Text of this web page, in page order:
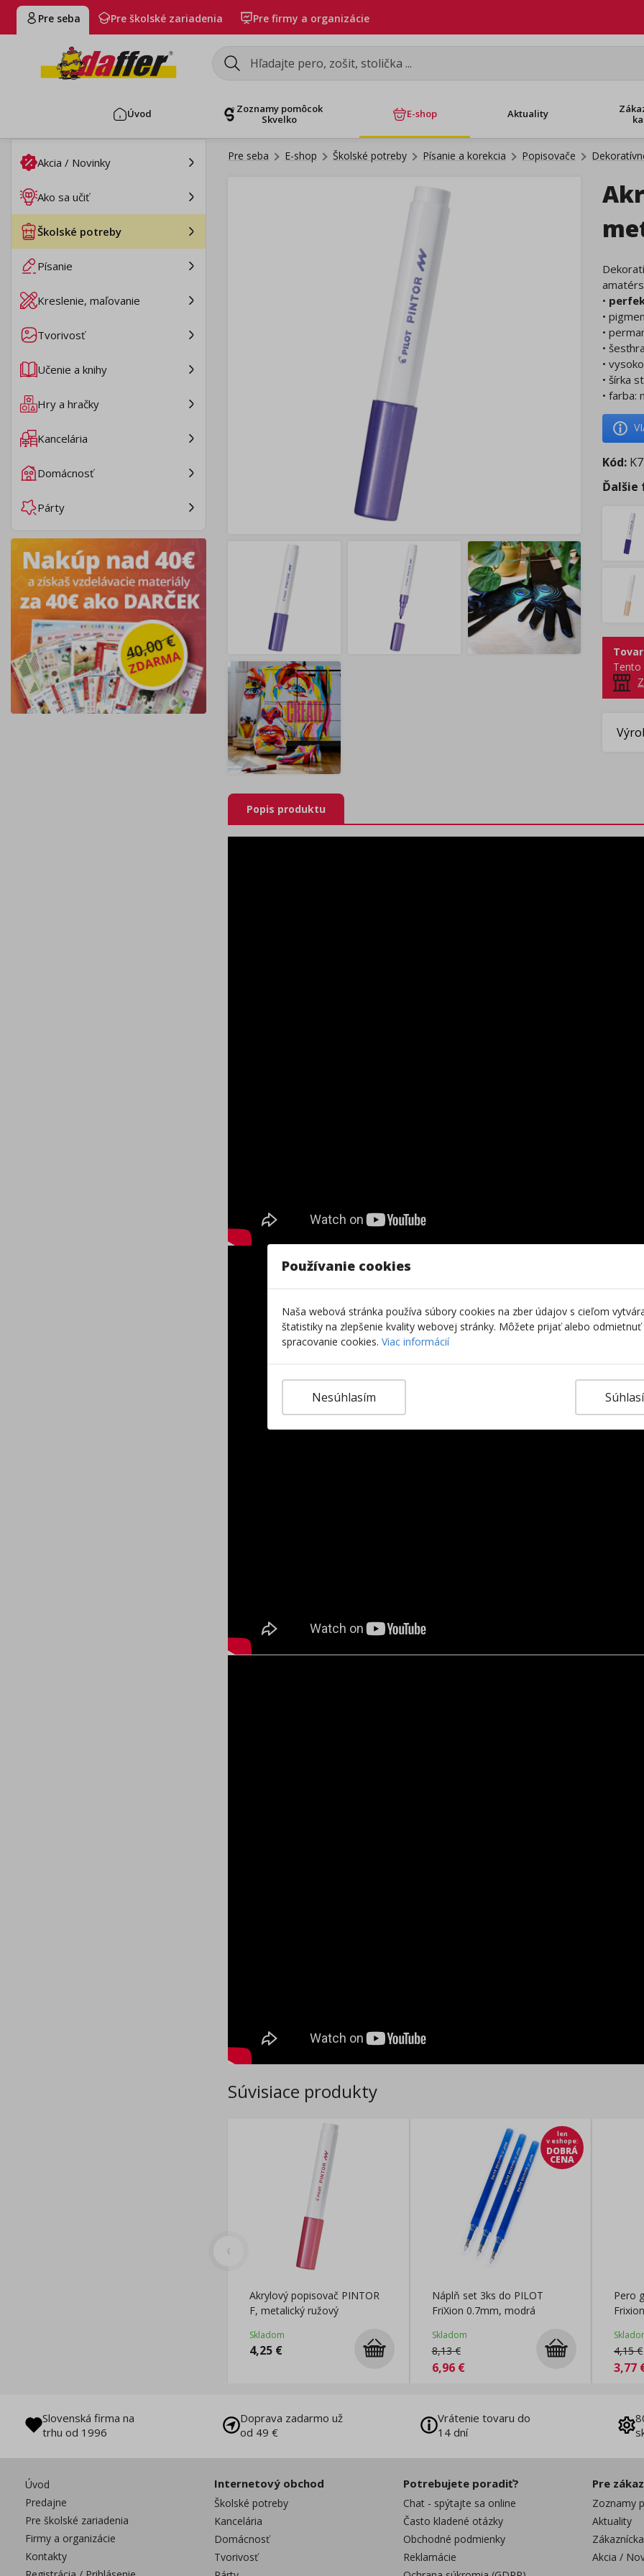
Pre seba Pre školské zariadenia Pre firmy a organizácie
Úvod
Zoznamy pomôcok
Skvelko
E-shop Aktuality
Akcia / Novinky
Ako sa učiť
Školské potreby
Písanie
Kreslenie, maľovanie
Tvorivosť
Učenie a knihy
Hry a hračky
Kancelária
Domácnosť
Párty
Pre seba E-shop Školské potreby Písanie a korekcia Popisovače
•
•
•
•
•
• šírka
• farba:
Kód:
Tento
Popis produktu
Súvisiace produkty
Akrylový popisovač PINTOR
F, metalický ružový
Skladom
4,25 €
len
v eshope:
DOBRÁ
CENA
Náplň set 3ks do PILOT
FriXion 0.7mm, modrá
Skladom
8,13€
6,96€
Pero
4,15€
3,77
Slovenská firma na
trhu od 1996
Doprava zadarmo už
od 49 €
Vrátenie tovaru do
14 dní
Úvod
Predajne
Pre školské zariadenia
Firmy a organizácie
Kontakty
Internetový obchod
Školské potreby
Kancelária
Domácnosť
Tvorivosť
Potrebujete poradiť?
Chat - spýtajte sa online
Často kladené otázky
Obchodné podmienky
Reklamácie
Pre
Zoznamy
Aktuality
Akcia /
Používanie cookies
Naša webová stránka používa súbory cookies na zber údajov s cieľom
štatistiky na zlepšenie kvality webovej stránky. Môžete prijať alebo odmietnuť
spracovanie cookies. Viac informácií
Nesúhlasím